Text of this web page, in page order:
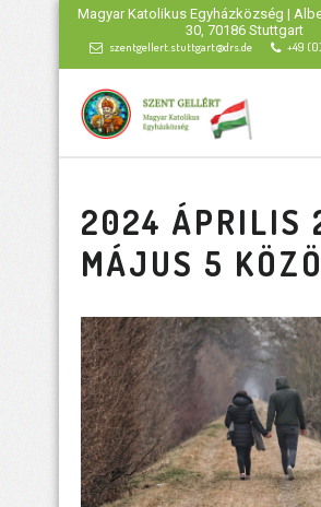
Magyar Katolikus Egyházközség |
30, 70186 Stuttgart
szentgellert.stuttgart@drs.de +49
2024 ÁPRILIS
MÁJUS 5